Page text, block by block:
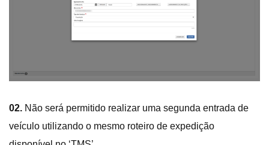
02. Não será permitido realizar uma segunda entrada de
veículo utilizando o mesmo roteiro de expedição